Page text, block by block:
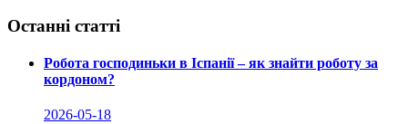
Останні статті
Робота господиньки в Іспанії – як знайти роботу за
кордоном?
2026-05-18